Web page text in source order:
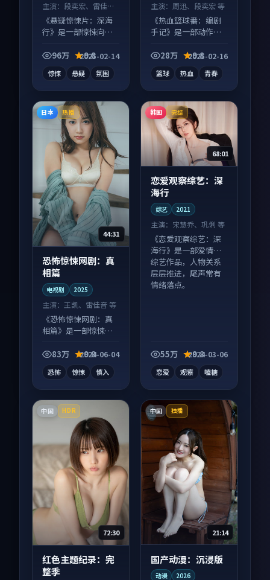
主演： 段奕宏、雷佳音
等
《悬疑惊悚片：深海
行》是一部惊悚向电
线，配乐与镜头配合
96万 9.8
2025-02-14
惊悚 悬疑 氛围
主演： 周迅、段奕宏 等
《热血篮球番：编剧
手记》是一部动作向
发酵，适合周末一口
28万 9.8
2025-02-16
篮球 热血 青春
日本 热播
44:31
恐怖惊悚网剧：真
相篇
电视剧 2025
主演： 王凯、雷佳音 等
《恐怖惊悚网剧：真
相篇》是一部惊悚向
素齐全，观感爽快不
83万 9.8
2024-06-04
恐怖 惊悚 慎入
韩国 完结
68:01
恋爱观察综艺：深
海行
综艺 2021
主演： 宋慧乔、巩俐 等
《恋爱观察综艺：深
海行》是一部爱情向
综艺作品，人物关系
层层推进，尾声常有
情绪落点。
55万 9.8
2024-03-06
恋爱 观察 嗑糖
中国 HDR
72:30
红色主题纪录：完
整季
中国 独播
21:14
国产动漫：沉浸版
动漫 2026